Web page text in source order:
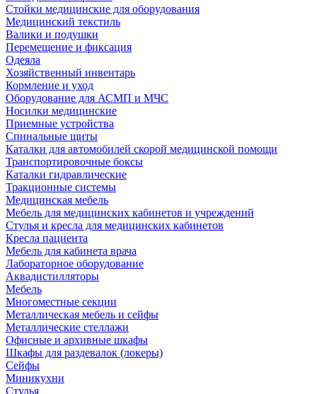
Стойки медицинские для оборудования
Медицинский текстиль
Валики и подушки
Перемещение и фиксация
Одеяла
Хозяйственный инвентарь
Кормление и уход
Оборудование для АСМП и МЧС
Носилки медицинские
Приемные устройства
Спинальные щиты
Каталки для автомобилей скорой медицинской помощи
Транспортировочные боксы
Каталки гидравлические
Тракционные системы
Медицинская мебель
Мебель для медицинских кабинетов и учреждений
Стулья и кресла для медицинских кабинетов
Кресла пациента
Мебель для кабинета врача
Лабораторное оборудование
Аквадистилляторы
Мебель
Многоместные секции
Металлическая мебель и сейфы
Металлические стеллажи
Офисные и архивные шкафы
Шкафы для раздевалок (локеры)
Сейфы
Миникухни
Стулья